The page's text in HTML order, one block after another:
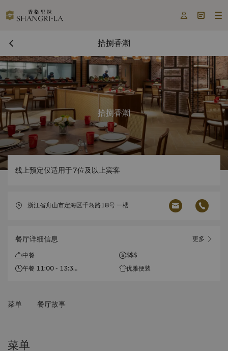
  
拾捌香潮
拾捌香潮
线上预定仅适用于7位及以上宾客
浙江省舟山市定海区千岛路18号 一楼
餐厅详细信息 更多
中餐
$$$
午餐 11:00 - 13:30
优雅便装
菜单 餐厅故事
菜单